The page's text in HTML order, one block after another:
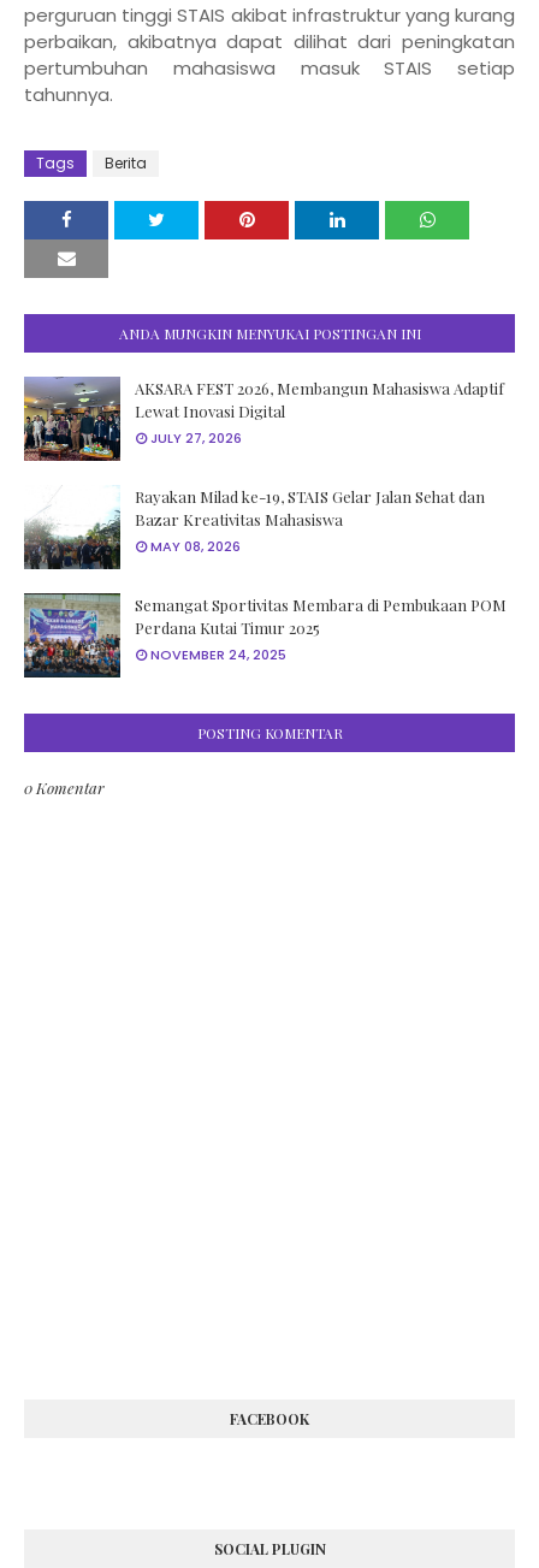
perguruan tinggi STAIS akibat infrastruktur yang kurang
perbaikan, akibatnya dapat dilihat dari peningkatan
pertumbuhan mahasiswa masuk STAIS setiap
tahunnya.
Tags Berita
ANDA MUNGKIN MENYUKAI POSTINGAN INI
AKSARA FEST 2026, Membangun Mahasiswa Adaptif
Lewat Inovasi Digital
JULY 27, 2026
Rayakan Milad ke-19, STAIS Gelar Jalan Sehat dan
Bazar Kreativitas Mahasiswa
MAY 08, 2026
Semangat Sportivitas Membara di Pembukaan POM
Perdana Kutai Timur 2025
NOVEMBER 24, 2025
POSTING KOMENTAR
0 Komentar
FACEBOOK
SOCIAL PLUGIN